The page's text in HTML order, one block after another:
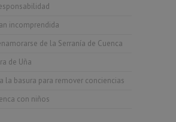
incomprendida
de la Serranía de Cuenca
de Uña
la basura para remover conciencias
con niños